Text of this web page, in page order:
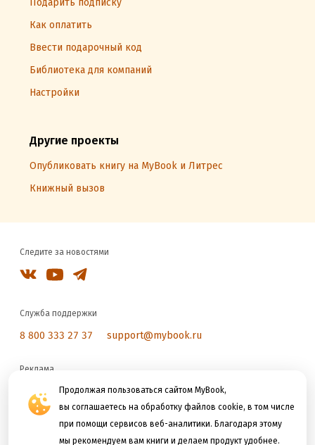
Продолжая пользоваться сайтом MyBook,
вы соглашаетесь на обработку файлов cookie, в том числе
при помощи сервисов веб-аналитики. Благодаря этому
мы рекомендуем вам книги и делаем продукт удобнее.
Подарить подписку
Как оплатить
Ввести подарочный код
Библиотека для компаний
Настройки
Другие проекты
Опубликовать книгу на MyBook и Литрес
Книжный вызов
Следите за новостями
Служба поддержки
8 800 333 27 37 support@mybook.ru
Реклама
reklama@litres.ru
Мы принимаем к оплате